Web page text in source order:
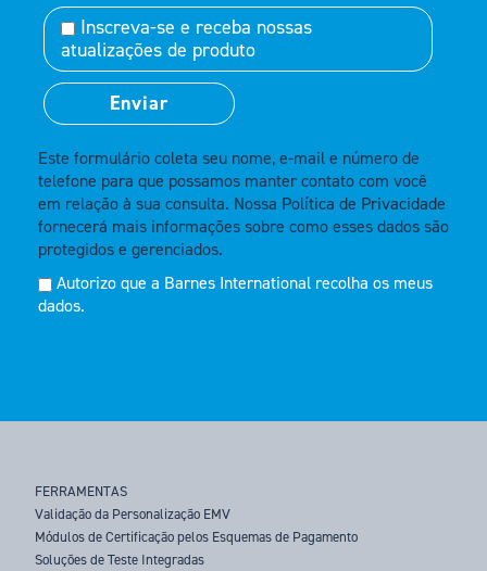
Inscreva-se e receba nossas
atualizações de produto
Este formulário coleta seu nome, e-mail e número de
telefone para que possamos manter contato com você
em relação à sua consulta. Nossa Política de Privacidade
fornecerá mais informações sobre como esses dados são
protegidos e gerenciados.
Autorizo que a Barnes International recolha os meus
dados.
FERRAMENTAS
Validação da Personalização EMV
Módulos de Certificação pelos Esquemas de Pagamento
Soluções de Teste Integradas